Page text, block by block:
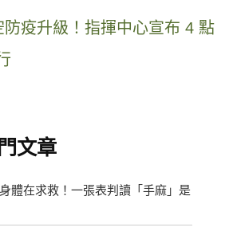
疫升級！指揮中心宣布 4 點
文章
體在求救！一張表判讀「手麻」是